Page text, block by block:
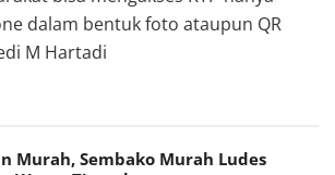
dalam bentuk foto ataupun QR
M Hartadi
Murah, Sembako Murah Ludes